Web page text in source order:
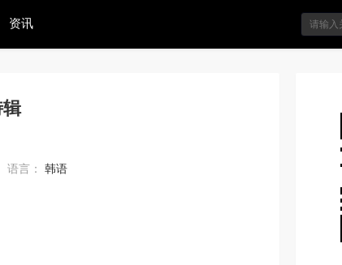
资讯
语言：
韩语